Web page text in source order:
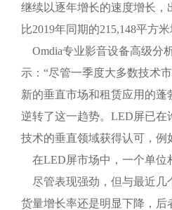
继续以逐年增长的速度增长，
比2019年同期的215,148平方米
Omdia专业影音设备高级分
示：“尽管一季度大多数技术
新的垂直市场和租赁应用的
逆转了这一趋势。LED屏已在
技术的垂直领域获得认可，例
在LED屏市场中，一个单位
尽管表现强劲，但与最近几
货量增长率还是明显下降，后